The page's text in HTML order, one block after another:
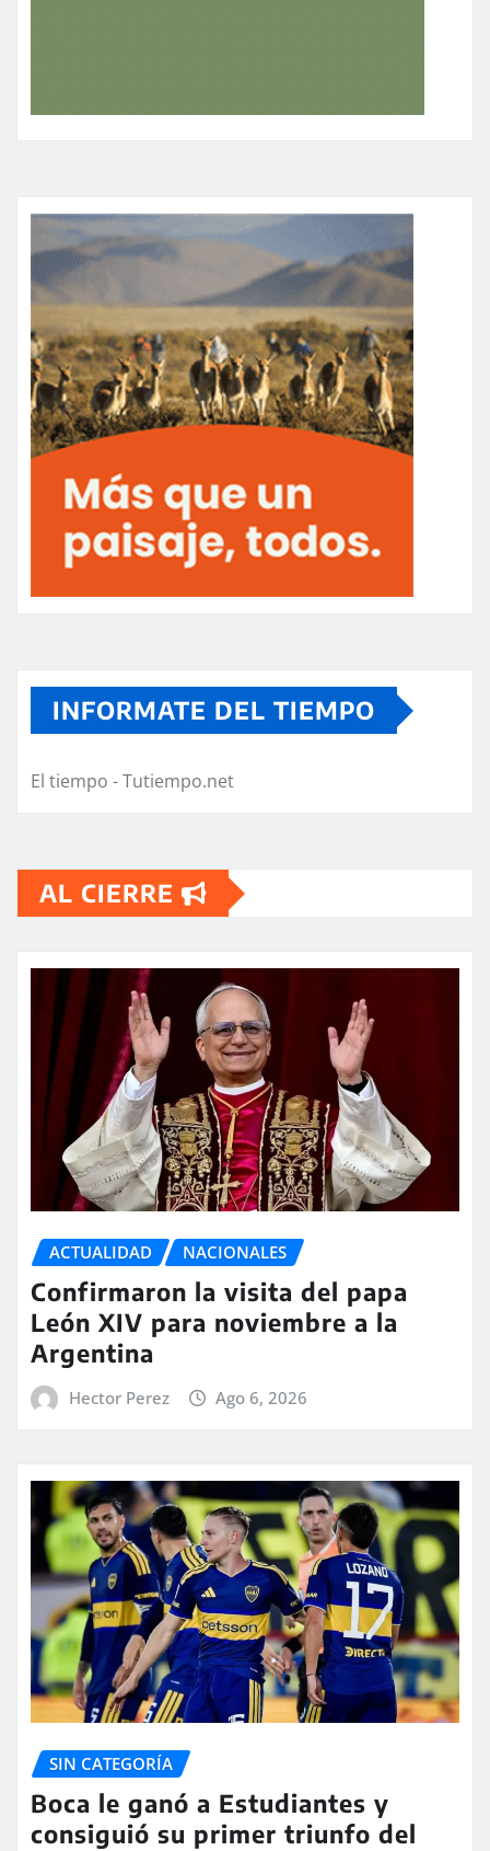
INFORMATE DEL TIEMPO
El tiempo - Tutiempo.net
AL CIERRE
ACTUALIDAD NACIONALES
Confirmaron la visita del papa
León XIV para noviembre a la
Argentina
Hector Perez Ago 6, 2026
SIN CATEGORÍA
Boca le ganó a Estudiantes y
consiguió su primer triunfo del